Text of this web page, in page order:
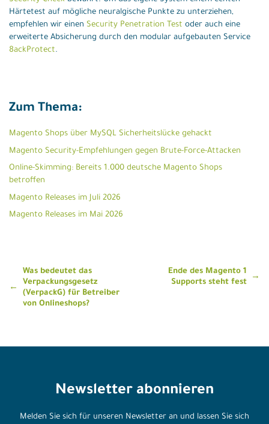
Härtetest auf mögliche neuralgische Punkte zu unterziehen,
empfehlen wir einen Security Penetration Test oder auch eine
erweiterte Absicherung durch den modular aufgebauten Service
8ackProtect.
Zum Thema:
Magento Shops über MySQL Sicherheitslücke gehackt
Magento Security-Empfehlungen gegen Brute-Force-Attacken
Online-Skimming: Bereits 1.000 deutsche Magento Shops
betroffen
Magento Releases im Juli 2026
Magento Releases im Mai 2026
Beitragsnavigation
Was bedeutet das
Verpackungsgesetz
(VerpackG) für Betreiber
von Onlineshops?
Ende des Magento 1
Supports steht fest
Newsletter abonnieren
Melden Sie sich für unseren Newsletter an und lassen Sie sich